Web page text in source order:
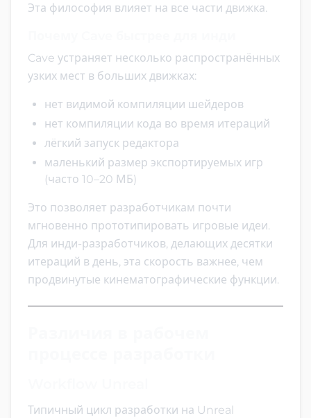
Эта философия влияет на все части движка.
Cave устраняет несколько распространённых
узких мест в больших движках:
нет видимой компиляции шейдеров
нет компиляции кода во время итераций
лёгкий запуск редактора
маленький размер экспортируемых игр
(часто 10–20 МБ)
Это позволяет разработчикам почти
мгновенно прототипировать игровые идеи.
Для инди-разработчиков, делающих десятки
итераций в день, эта скорость важнее, чем
продвинутые кинематографические функции.
Типичный цикл разработки на Unreal